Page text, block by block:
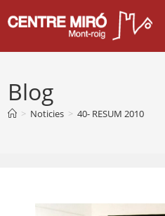
Blog
> Noticies > 40- RESUM 2010